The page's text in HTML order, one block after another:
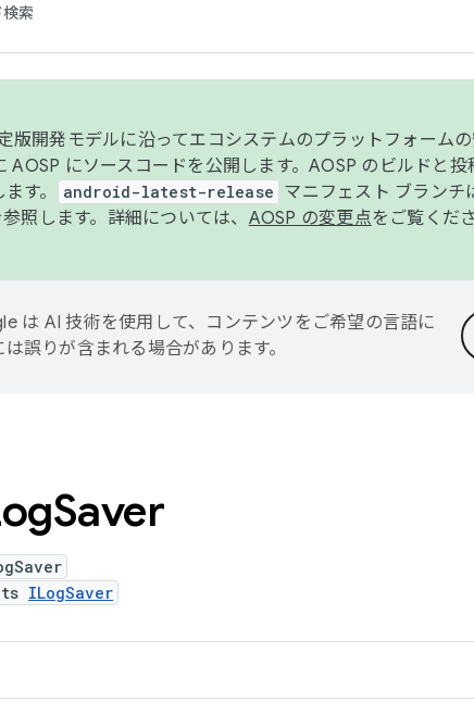
索
版開発モデルに沿ってエコシステムのプラットフォームの
にソースコードを公開します。AOSP のビルドと投
す。 android-latest-release マニフェスト ブランチ
照します。詳細については、 AOSP の変更点をご覧くだ
は AI 技術を使用して、コンテンツをご希望の言語に
誤りが含まれる場合があります。
Saver
ILogSaver